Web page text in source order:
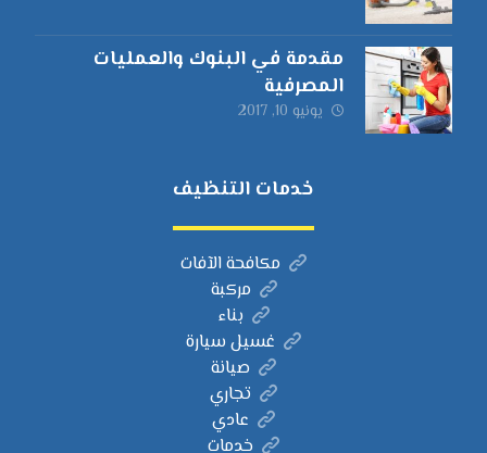
مقدمة في البنوك والعمليات
المصرفية
يونيو 10, 2017
خدمات التنظيف
مكافحة الآفات
مركبة
بناء
غسيل سيارة
صيانة
تجاري
عادي
خدمات